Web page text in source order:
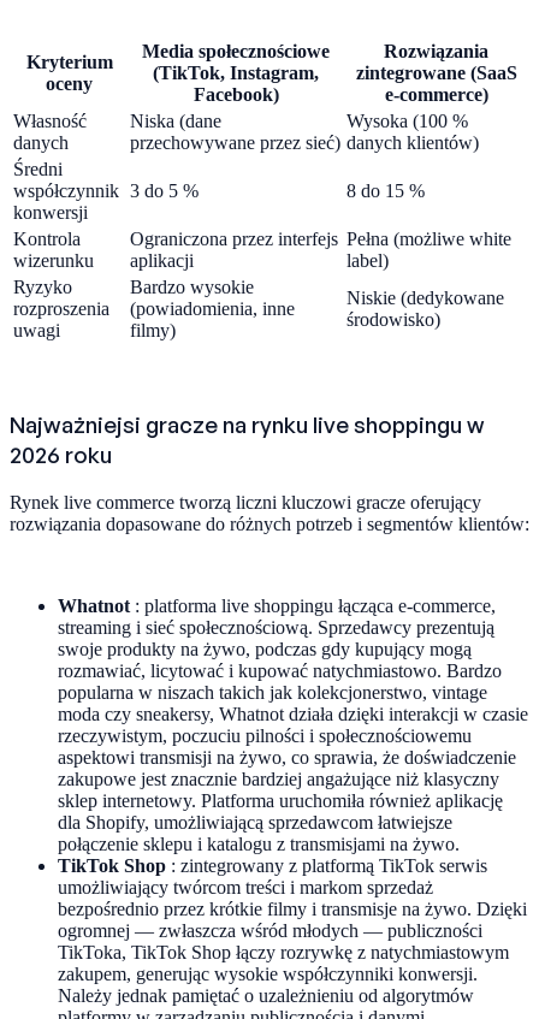
Kryterium
oceny
Media społecznościowe
(TikTok, Instagram,
Facebook)
Rozwiązania
zintegrowane (SaaS
e-commerce)
Własność
danych
Niska (dane
przechowywane przez sieć)
Wysoka (100 %
danych klientów)
Średni
współczynnik
konwersji
3 do 5 % 8 do 15 %
Kontrola
wizerunku
Ograniczona przez interfejs
aplikacji
Pełna (możliwe white
label)
Ryzyko
rozproszenia
uwagi
Bardzo wysokie
(powiadomienia, inne
filmy)
Niskie (dedykowane
środowisko)
Najważniejsi gracze na rynku live shoppingu w
2026 roku
Rynek live commerce tworzą liczni kluczowi gracze oferujący
rozwiązania dopasowane do różnych potrzeb i segmentów klientów:
Whatnot : platforma live shoppingu łącząca e-commerce,
streaming i sieć społecznościową. Sprzedawcy prezentują
swoje produkty na żywo, podczas gdy kupujący mogą
rozmawiać, licytować i kupować natychmiastowo. Bardzo
popularna w niszach takich jak kolekcjonerstwo, vintage
moda czy sneakersy, Whatnot działa dzięki interakcji w czasie
rzeczywistym, poczuciu pilności i społecznościowemu
aspektowi transmisji na żywo, co sprawia, że doświadczenie
zakupowe jest znacznie bardziej angażujące niż klasyczny
sklep internetowy. Platforma uruchomiła również aplikację
dla Shopify, umożliwiającą sprzedawcom łatwiejsze
połączenie sklepu i katalogu z transmisjami na żywo.
TikTok Shop : zintegrowany z platformą TikTok serwis
umożliwiający twórcom treści i markom sprzedaż
bezpośrednio przez krótkie filmy i transmisje na żywo. Dzięki
ogromnej — zwłaszcza wśród młodych — publiczności
TikToka, TikTok Shop łączy rozrywkę z natychmiastowym
zakupem, generując wysokie współczynniki konwersji.
Należy jednak pamiętać o uzależnieniu od algorytmów